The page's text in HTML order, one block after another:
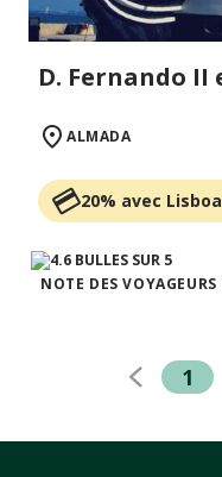
D. Fernando
ALMADA
20% avec
NOTE DES
1